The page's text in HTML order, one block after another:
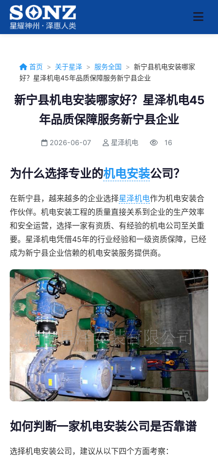
首页 > 关于星泽 > 服务全国 > 新宁县机电安装哪家
好？星泽机电45年品质保障服务新宁县企业
新宁县机电安装哪家好？星泽机电45
年品质保障服务新宁县企业
2026-06-07 星泽机电 16
为什么选择专业的机电安装公司？
在新宁县，越来越多的企业选择星泽机电作为机电安装合
作伙伴。机电安装工程的质量直接关系到企业的生产效率
和安全运营，选择一家有资质、有经验的机电公司至关重
要。星泽机电凭借45年的行业经验和一级资质保障，已经
成为新宁县企业信赖的机电安装服务提供商。
如何判断一家机电安装公司是否靠谱
选择机电安装公司，建议从以下四个方面考察：